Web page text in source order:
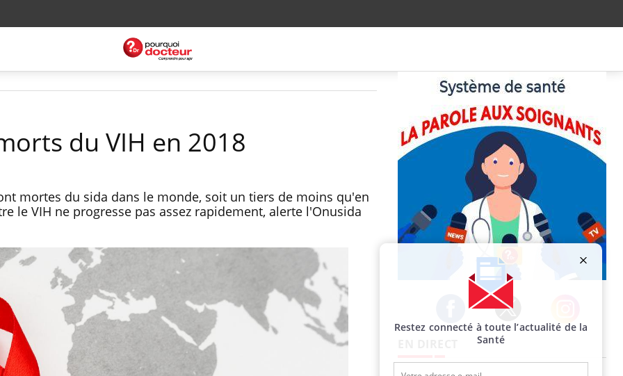
du VIH en 2018
mortes du sida dans le monde, soit un tiers de moins qu'en
le VIH ne progresse pas assez rapidement, alerte l'Onusida
Facebook Twitter Instagram
Restez connecté à toute l’actualité de la
Santé